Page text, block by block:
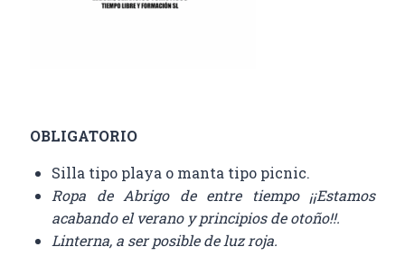
OBLIGATORIO
Silla tipo playa o manta tipo picnic.
Ropa de Abrigo de entre tiempo ¡¡Estamos
acabando el verano y principios de otoño!!.
Linterna, a ser posible de luz roja.